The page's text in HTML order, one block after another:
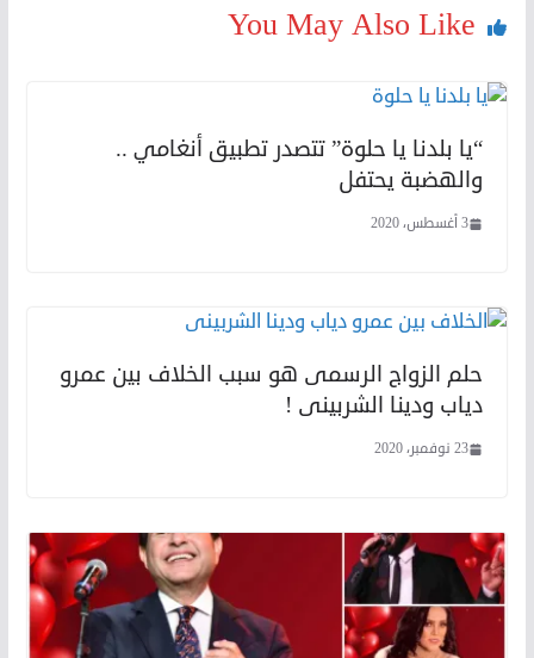
You May Also Like
“يا بلدنا يا حلوة” تتصدر تطبيق أنغامي ..
والهضبة يحتفل
3 أغسطس، 2020
حلم الزواج الرسمى هو سبب الخلاف بين عمرو
دياب ودينا الشربينى !
23 نوفمبر، 2020